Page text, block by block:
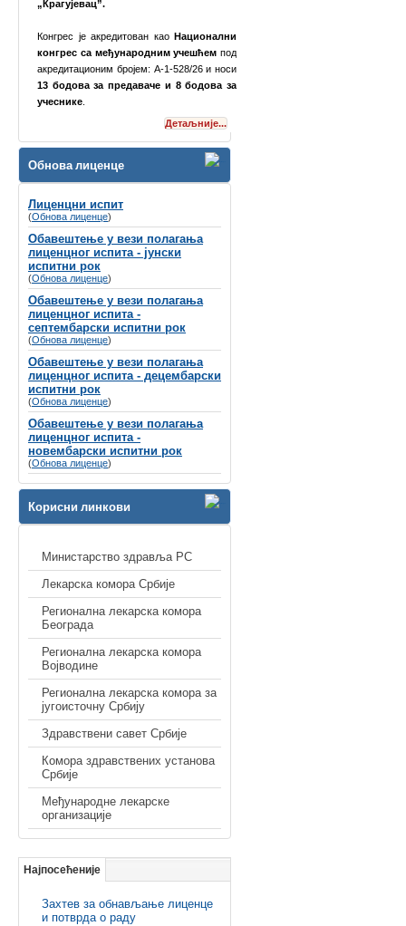
под
и носи
за
одржати8-9. март 2024. године у Хотелу
Губитак слуха се често назива
„невидљивим инвалидитетом“
због недостатка видљивих симптома, вец́
зато што је дуго био стигматизован у
друштву и недовољно препознат од
стране креатора здравствене политике и
буџета.
Детаљније...
Обнова лиценце
Лиценцни испит
(Обнова лиценце)
Обавештење у вези полагања
лиценцног испита - јунски
испитни рок
(Обнова лиценце)
Обавештење у вези полагања
лиценцног испита -
септембарски испитни рок
(Обнова лиценце)
Обавештење у вези полагања
лиценцног испита - децембарски
испитни рок
(Обнова лиценце)
Обавештење у вези полагања
лиценцног испита -
новембарски испитни рок
(Обнова лиценце)
Корисни линкови
Министарство здравља РС
Лекарска комора Србије
Регионална лекарска комора
Београда
Регионална лекарска комора
Војводине
Регионална лекарска комора за
југоисточну Србију
Здравствени савет Србије
Комора здравствених установа
Србије
Међународне лекарске
организације
Најпосећеније
Захтев за обнављање лиценце
и потврда о раду